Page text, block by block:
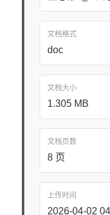
文档格式
doc
文档大小
1.305 MB
文档页数
8 页
上传时间
2026-04-02